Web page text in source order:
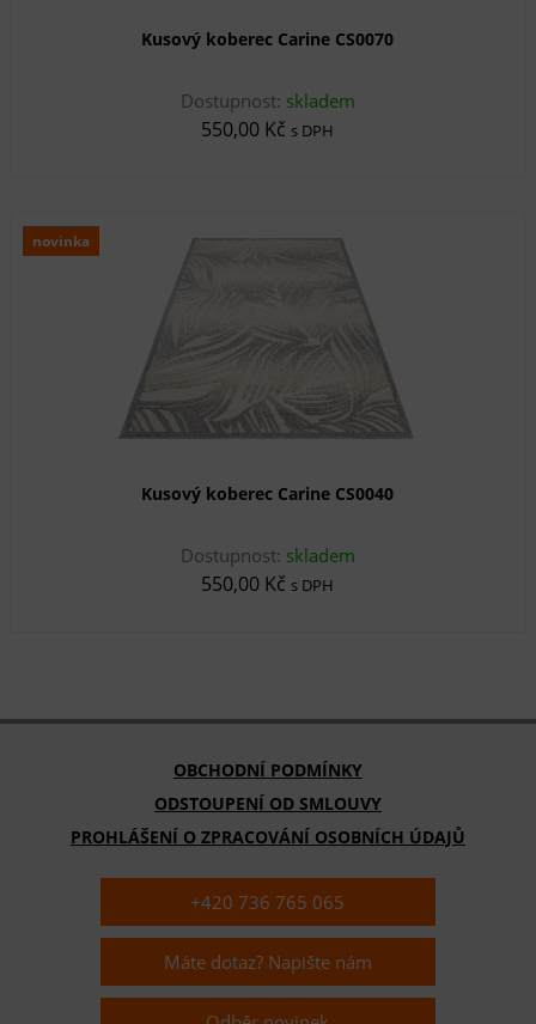
Kusový koberec Carine CS0070
Dostupnost: skladem
550,00 Kč s DPH
novinka
Kusový koberec Carine CS0040
Dostupnost: skladem
550,00 Kč s DPH
OBCHODNÍ PODMÍNKY
ODSTOUPENÍ OD SMLOUVY
PROHLÁŠENÍ O ZPRACOVÁNÍ OSOBNÍCH ÚDAJŮ
+420 736 765 065
Máte dotaz? Napište nám